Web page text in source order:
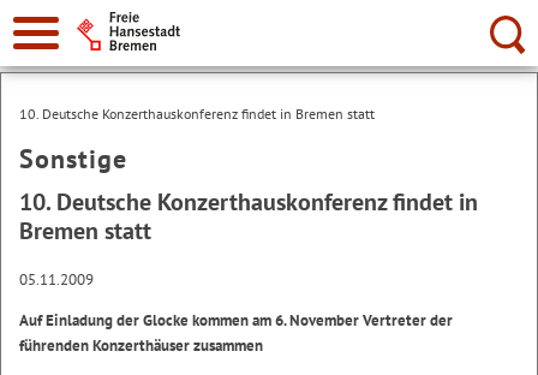
Suche:
10. Deutsche Konzerthauskonferenz findet in Bremen statt
Sonstige
10. Deutsche Konzerthauskonferenz findet in
Bremen statt
05.11.2009
Auf Einladung der Glocke kommen am 6. November Vertreter der
führenden Konzerthäuser zusammen